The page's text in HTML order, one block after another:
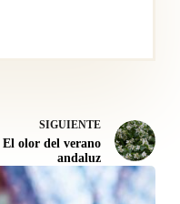
SIGUIENTE
El olor del verano
andaluz